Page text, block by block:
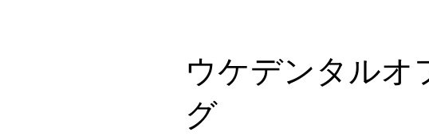
ウケデンタルオ
グ